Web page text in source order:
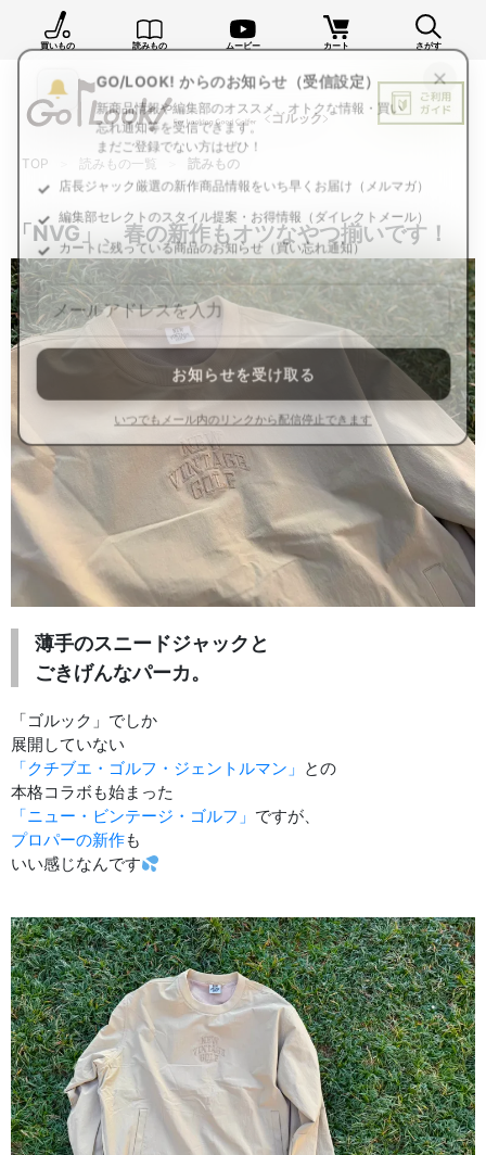
買いもの 読みもの ムービー カート さがす
TOP 読みもの一覧 読みもの
「NVG」、春の新作もオツなやつ揃いです！
薄手のスニードジャックと
ごきげんなパーカ。
「ゴルック」でしか
展開していない
「クチブエ・ゴルフ・ジェントルマン」 との
本格コラボも始まった
「ニュー・ビンテージ・ゴルフ」 ですが、
プロパーの新作も
いい感じなんです
×
GO/LOOK! からのお知らせ（受信設定）
新商品情報や編集部のオススメ、オトクな情報・買い
忘れ通知等を受信できます。
まだご登録でない方はぜひ！
編集部セレクトのスタイル提案・お得情報（ダイレクトメール）
カートに残っている商品のお知らせ（買い忘れ通知）
お知らせを受け取る
いつでもメール内のリンクから配信停止できます